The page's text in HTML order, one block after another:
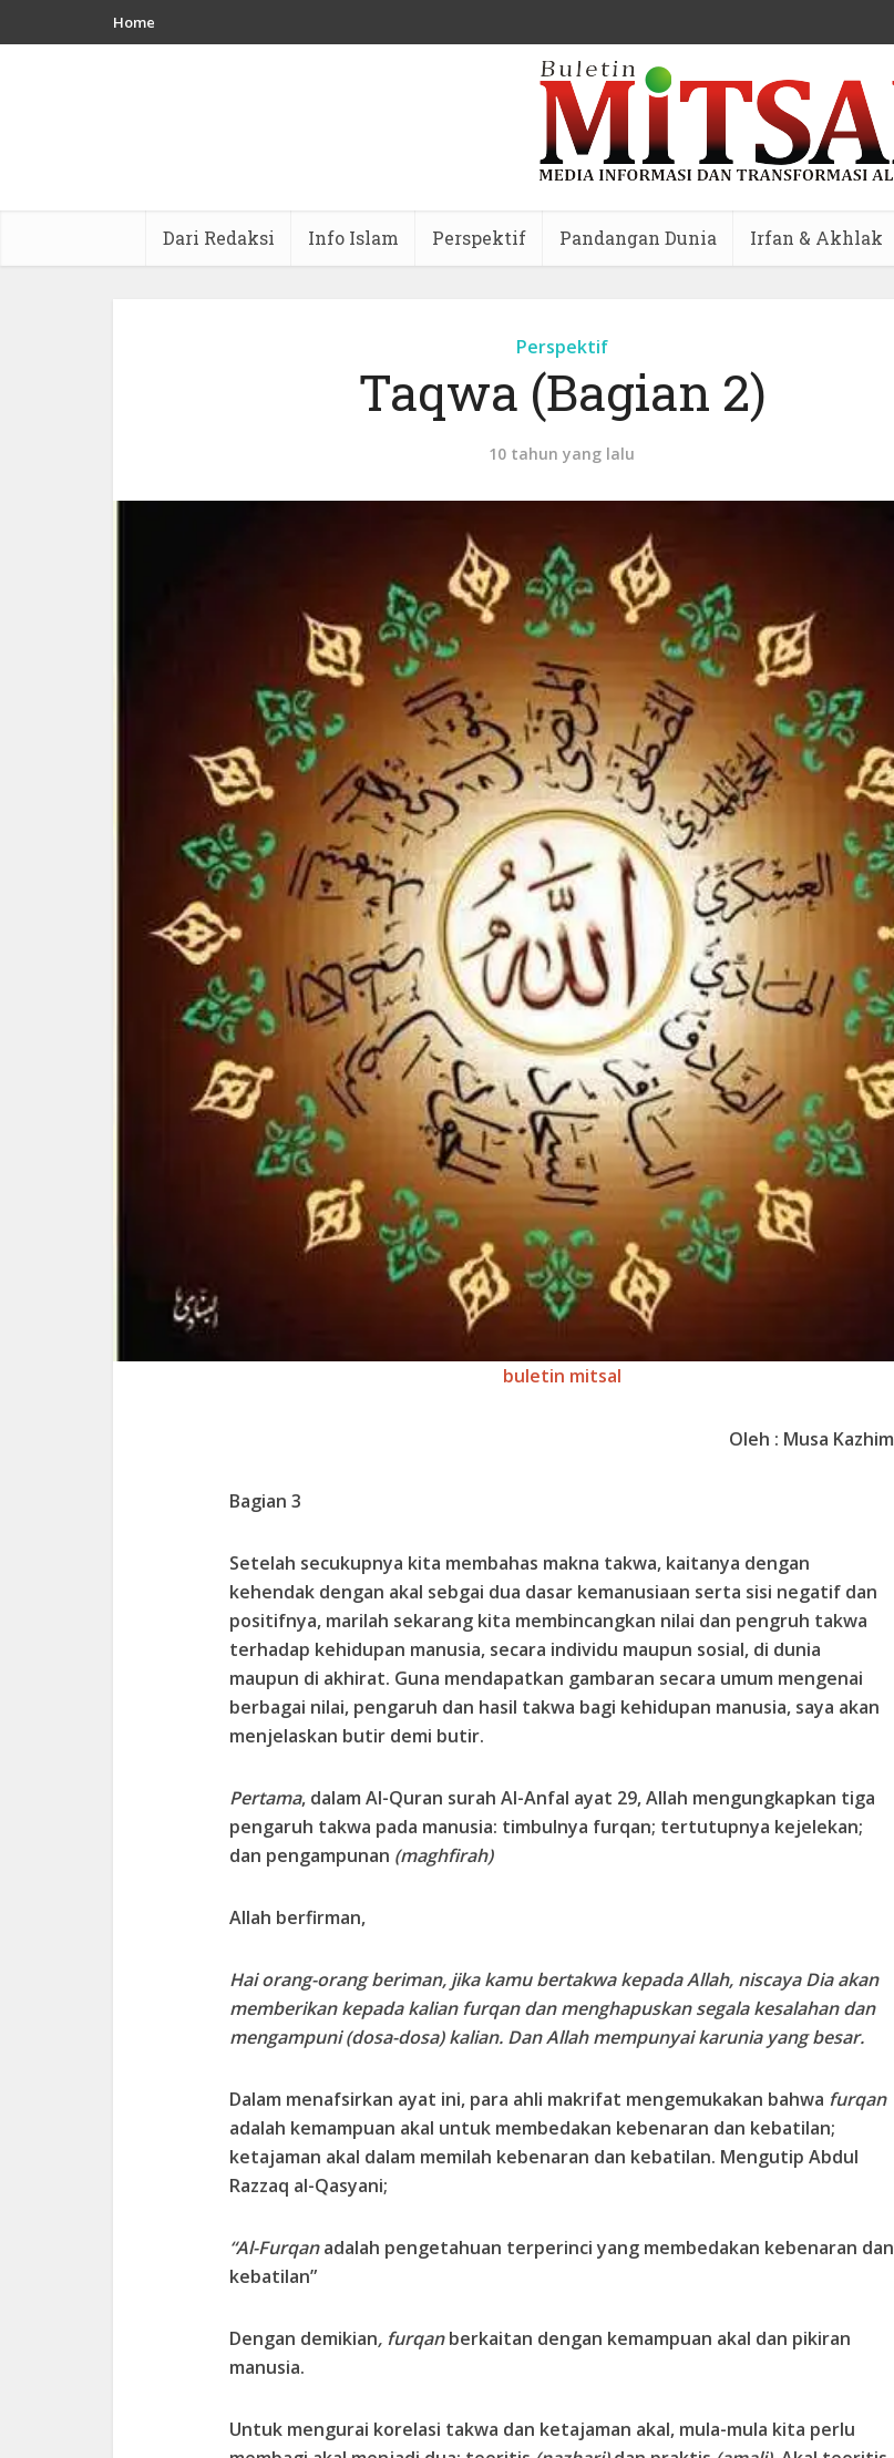
Home
Dari Redaksi Info Islam Perspektif Pandangan Dunia Irfan & Akhlak
Perspektif
Taqwa (Bagian 2)
10 tahun yang lalu
buletin mitsal
Oleh : Musa Kazhim
Bagian 3
Setelah secukupnya kita membahas makna takwa, kaitanya dengan
kehendak dengan akal sebgai dua dasar kemanusiaan serta sisi negatif dan
positifnya, marilah sekarang kita membincangkan nilai dan pengruh takwa
terhadap kehidupan manusia, secara individu maupun sosial, di dunia
maupun di akhirat. Guna mendapatkan gambaran secara umum mengenai
berbagai nilai, pengaruh dan hasil takwa bagi kehidupan manusia, saya akan
menjelaskan butir demi butir.
Pertama, dalam Al-Quran surah Al-Anfal ayat 29, Allah mengungkapkan tiga
pengaruh takwa pada manusia: timbulnya furqan; tertutupnya kejelekan;
dan pengampunan (maghfirah)
Allah berfirman,
Hai orang-orang beriman, jika kamu bertakwa kepada Allah, niscaya Dia akan
memberikan kepada kalian furqan dan menghapuskan segala kesalahan dan
mengampuni (dosa-dosa) kalian. Dan Allah mempunyai karunia yang besar.
Dalam menafsirkan ayat ini, para ahli makrifat mengemukakan bahwa furqan
adalah kemampuan akal untuk membedakan kebenaran dan kebatilan;
ketajaman akal dalam memilah kebenaran dan kebatilan. Mengutip Abdul
Razzaq al-Qasyani;
“Al-Furqanadalah pengetahuan terperinci yang membedakan kebenaran dan
kebatilan”
Dengan demikian, furqanberkaitan dengan kemampuan akal dan pikiran
manusia.
Untuk mengurai korelasi takwa dan ketajaman akal, mula-mula kita perlu